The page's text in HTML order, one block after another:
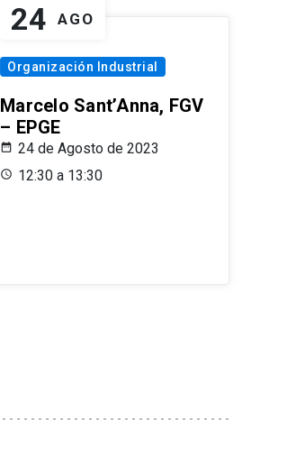
24 AGO
Organización Industrial
Marcelo Sant’Anna, FGV
– EPGE
24 de Agosto de 2023
12:30 a 13:30